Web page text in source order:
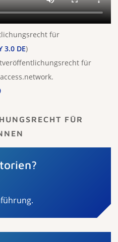
für
3.0 DE)
für
FÜR